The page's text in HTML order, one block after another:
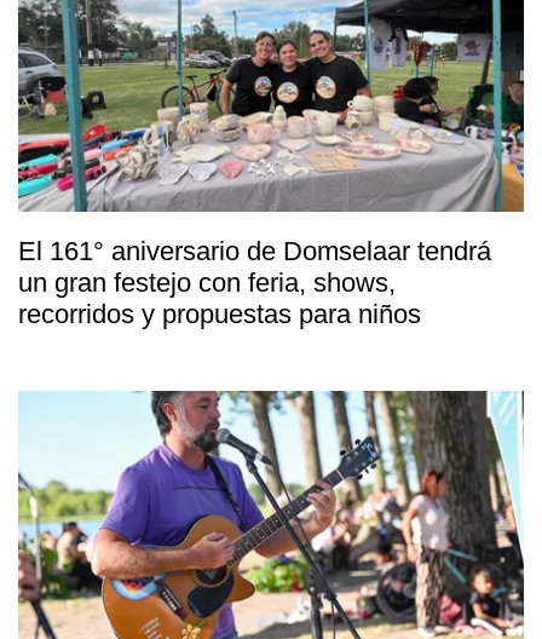
El 161° aniversario de Domselaar tendrá
un gran festejo con feria, shows,
recorridos y propuestas para niños